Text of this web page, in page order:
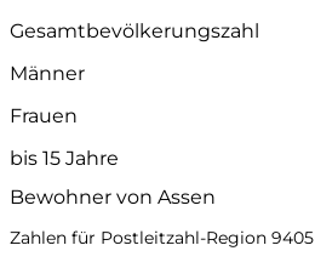
Gesamtbevölkerungszahl
Männer
Frauen
bis 15 Jahre
Bewohner von Assen
Zahlen für Postleitzahl-Region 9405